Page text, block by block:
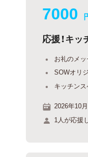
7000
応援！キ
お礼のメッ
SOWオリ
キッチンス
2026年10
1人が応援